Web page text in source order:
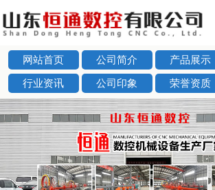
网站首页 公司简介 产品展示
行业资讯 公司印象 荣誉资质
next